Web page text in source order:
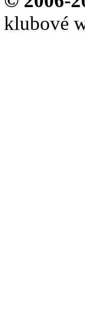
klubové